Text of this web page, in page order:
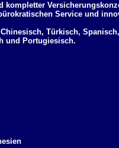
Service und
Türkisch,
und Portugiesisch.